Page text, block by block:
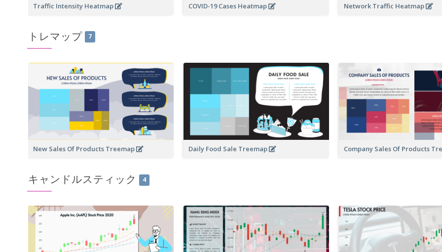
Traffic Intensity Heatmap COVID-19 Cases Heatmap Network Traffic Heatmap
トレマップ 7
New Sales Of Products Treemap Daily Food Sale Treemap Company Sales Of Products
キャンドルスティック 4